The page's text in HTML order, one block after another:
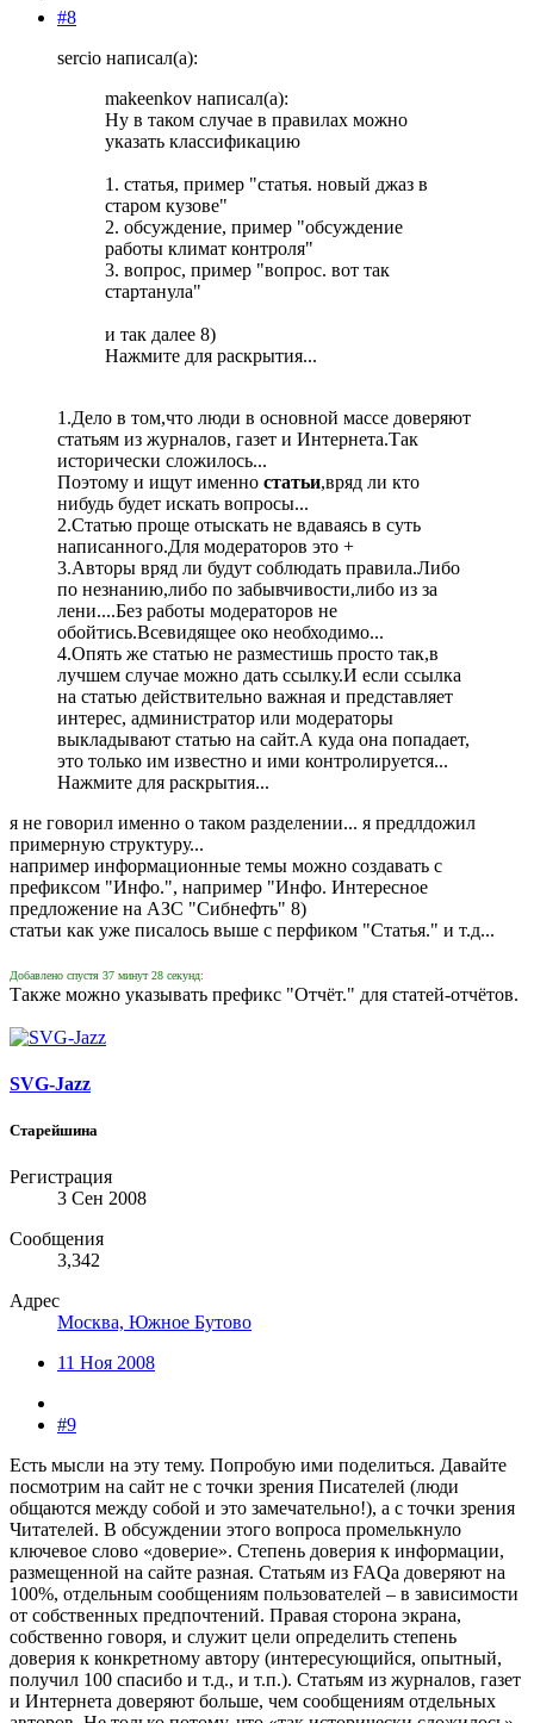
#8
sercio написал(а):
makeenkov написал(а):
Ну в таком случае в правилах можно
указать классификацию
1. статья, пример "статья. новый джаз в
старом кузове"
2. обсуждение, пример "обсуждение
работы климат контроля"
3. вопрос, пример "вопрос. вот так
стартанула"
и так далее 8)
Нажмите для раскрытия...
1.Дело в том,что люди в основной массе доверяют
статьям из журналов, газет и Интернета.Так
исторически сложилось...
Поэтому и ищут именно статьи,вряд ли кто
нибудь будет искать вопросы...
2.Статью проще отыскать не вдаваясь в суть
написанного.Для модераторов это +
3.Авторы вряд ли будут соблюдать правила.Либо
по незнанию,либо по забывчивости,либо из за
лени....Без работы модераторов не
обойтись.Всевидящее око необходимо...
4.Опять же статью не разместишь просто так,в
лучшем случае можно дать ссылку.И если ссылка
на статью действительно важная и представляет
интерес, администратор или модераторы
выкладывают статью на сайт.А куда она попадает,
это только им известно и ими контролируется...
Нажмите для раскрытия...
я не говорил именно о таком разделении... я предлдожил
примерную структуру...
например информационные темы можно создавать с
префиксом "Инфо.", например "Инфо. Интересное
предложение на АЗС "Сибнефть" 8)
статьи как уже писалось выше с перфиком "Статья." и т.д...
Добавлено спустя 37 минут 28 секунд:
Также можно указывать префикс "Отчёт." для статей-отчётов.
SVG-Jazz
Старейшина
Регистрация
3 Сен 2008
Сообщения
3,342
Адрес
Москва, Южное Бутово
11 Ноя 2008
#9
Есть мысли на эту тему. Попробую ими поделиться. Давайте
посмотрим на сайт не с точки зрения Писателей (люди
общаются между собой и это замечательно!), а с точки зрения
Читателей. В обсуждении этого вопроса промелькнуло
ключевое слово «доверие». Степень доверия к информации,
размещенной на сайте разная. Статьям из FAQа доверяют на
100%, отдельным сообщениям пользователей – в зависимости
от собственных предпочтений. Правая сторона экрана,
собственно говоря, и служит цели определить степень
доверия к конкретному автору (интересующийся, опытный,
получил 100 спасибо и т.д., и т.п.). Статьям из журналов, газет
и Интернета доверяют больше, чем сообщениям отдельных